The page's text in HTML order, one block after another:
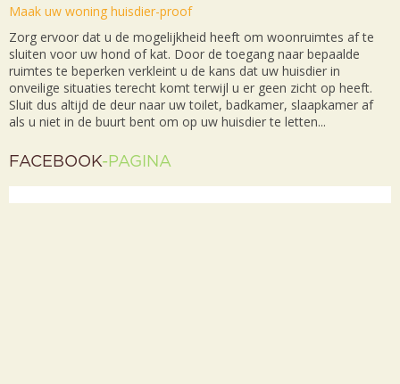
Maak uw woning huisdier-proof
Zorg ervoor dat u de mogelijkheid heeft om woonruimtes af te
sluiten voor uw hond of kat. Door de toegang naar bepaalde
ruimtes te beperken verkleint u de kans dat uw huisdier in
onveilige situaties terecht komt terwijl u er geen zicht op heeft.
Sluit dus altijd de deur naar uw toilet, badkamer, slaapkamer af
als u niet in de buurt bent om op uw huisdier te letten...
FACEBOOK-PAGINA